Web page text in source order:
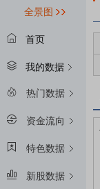
全景图
首页
我的数据
热门数据
资金流向
特色数据
新股数据